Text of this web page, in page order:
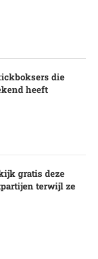
die
heeft
gratis deze
terwijl ze